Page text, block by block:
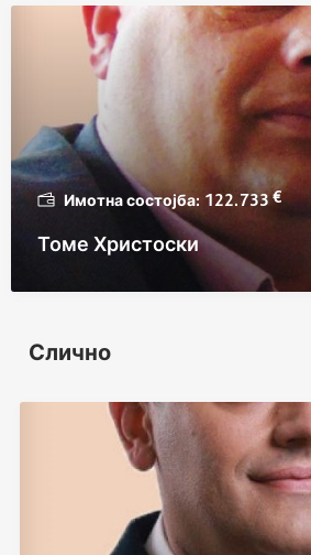
122.733€
Томе Христоски
Слично